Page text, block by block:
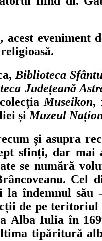
, acest eveniment
Biblioteca
Județeană
Museikon,
șiMuzeul
și asupra
sfinți, dar mai
se numără
Cel
la îndemnul său
de pe teritoriul
Alba Iulia în
tipăritură